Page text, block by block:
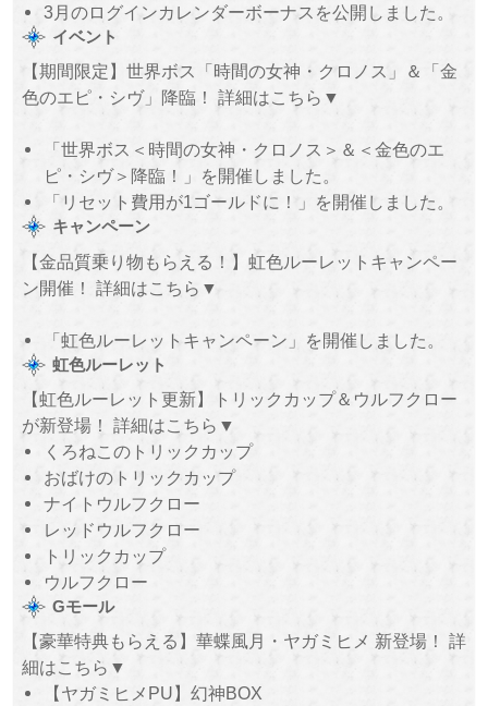
3月のログインカレンダーボーナスを公開しました。
イベント
【期間限定】世界ボス「時間の女神・クロノス」＆「金
色のエピ・シヴ」降臨！ 詳細はこちら▼
「世界ボス＜時間の女神・クロノス＞＆＜金色のエ
ピ・シヴ＞降臨！」を開催しました。
「リセット費用が1ゴールドに！」を開催しました。
キャンペーン
【金品質乗り物もらえる！】虹色ルーレットキャンペー
ン開催！ 詳細はこちら▼
「虹色ルーレットキャンペーン」を開催しました。
虹色ルーレット
【虹色ルーレット更新】トリックカップ＆ウルフクロー
が新登場！ 詳細はこちら▼
くろねこのトリックカップ
おばけのトリックカップ
ナイトウルフクロー
レッドウルフクロー
トリックカップ
ウルフクロー
Gモール
【豪華特典もらえる】華蝶風月・ヤガミヒメ 新登場！ 詳
細はこちら▼
【ヤガミヒメPU】幻神BOX